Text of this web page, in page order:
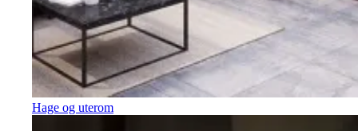
Hage og uterom